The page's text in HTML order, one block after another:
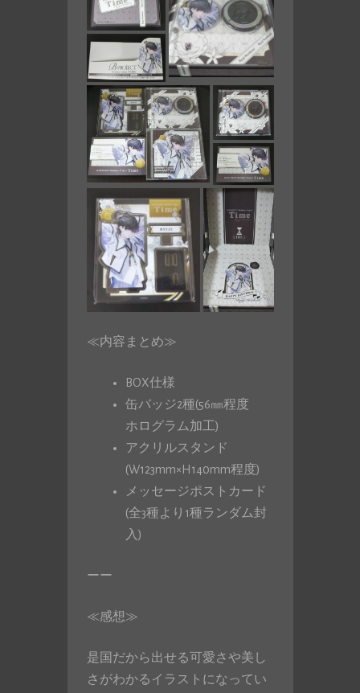
≪内容まとめ≫
BOX仕様
缶バッジ2種(56㎜程度
ホログラム加工)
アクリルスタンド
(W123mm×H140mm程度)
メッセージポストカード
(全3種より1種ランダム封
入)
ーー
≪感想≫
是国だから出せる可愛さや美し
さがわかるイラストになってい